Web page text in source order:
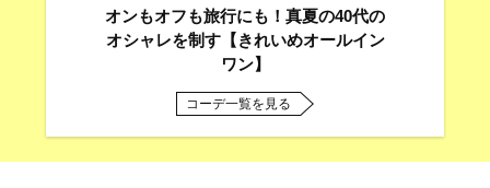
オンもオフも旅行にも！真夏の40代の
オシャレを制す【きれいめオールイン
ワン】
コーデ一覧を見る